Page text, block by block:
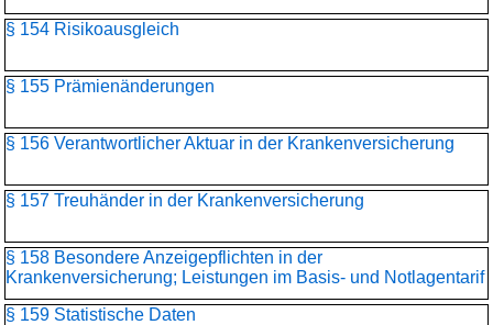
§ 154 Risikoausgleich
§ 155 Prämienänderungen
§ 156 Verantwortlicher Aktuar in der Krankenversicherung
§ 157 Treuhänder in der Krankenversicherung
§ 158 Besondere Anzeigepflichten in der
Krankenversicherung; Leistungen im Basis- und Notlagentarif
§ 159 Statistische Daten